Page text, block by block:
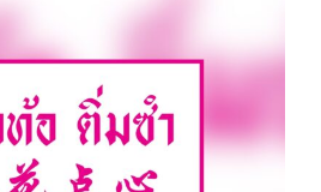
ดอกท้อ ติ่มซำ